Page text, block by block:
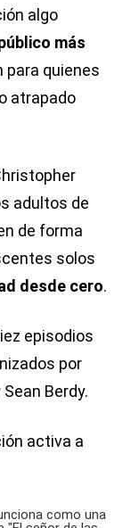
algo
más
para quienes
atrapado
adultos de
de forma
solos
desde cero.
episodios
por
Berdy.
activa a